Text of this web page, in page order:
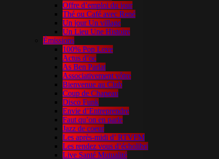
Offre d’emploi du jour
Thé ou Café avec René
Un jour Un village
Un Lieu Une Histoire
Émissions
100% Pop Love
Actus d’oc
As Ben Parlat
Associativement vôtre
Bienvenue au Club
Coup de Chapeau
Disco Funk
Envie d’Entreprendre
Faut qu’on en parle
Jazz de coeur
Les après-midi d’ RTVFM
Les rendez vous d’écholibri
Live Santé Mutualité